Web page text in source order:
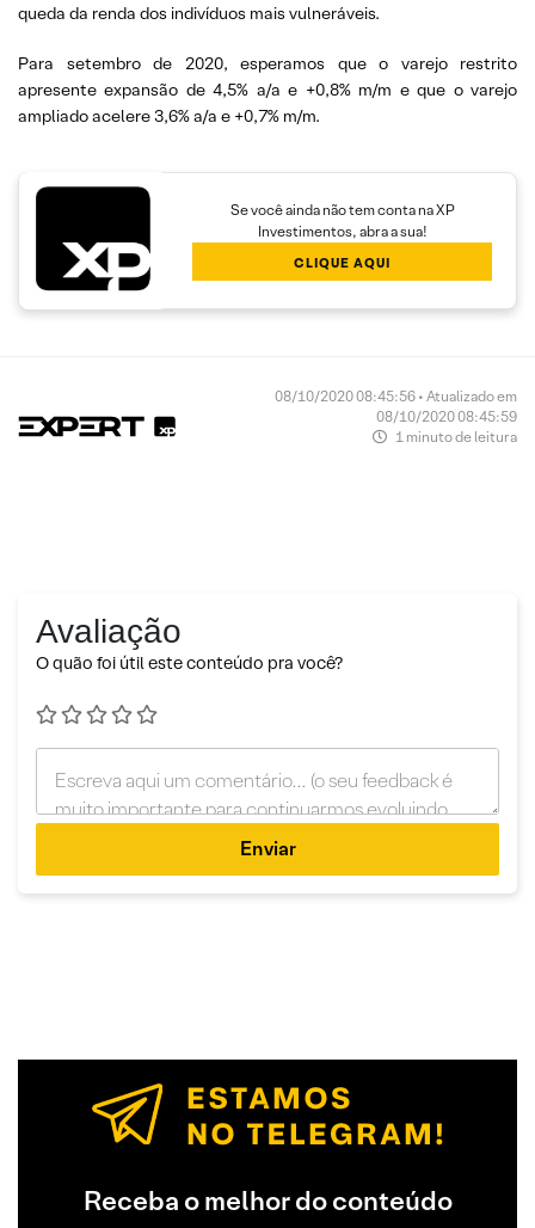
queda da renda dos indivíduos mais vulneráveis.
Para setembro de 2020, esperamos que o varejo restrito
apresente expansão de 4,5% a/a e +0,8% m/m e que o varejo
ampliado acelere 3,6% a/a e +0,7% m/m.
Se você ainda não tem conta na XP
Investimentos, abra a sua!
CLIQUE AQUI
08/10/2020 08:45:56 • Atualizado em
08/10/2020 08:45:59
1 minuto de leitura
Avaliação
O quão foi útil este conteúdo pra você?
Enviar
Receba o melhor do conteúdo